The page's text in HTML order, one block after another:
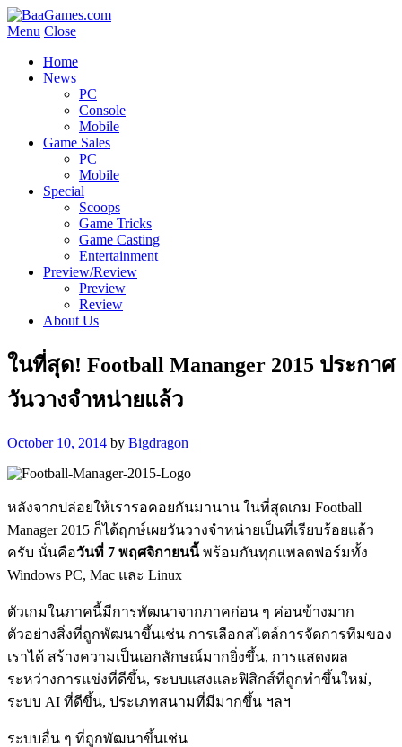
Menu Close
Home
News
PC
Console
Mobile
Game Sales
PC
Mobile
Special
Scoops
Game Tricks
Game Casting
Entertainment
Preview/Review
Preview
Review
About Us
ในที่สุด! Football Mananger 2015 ประกาศ
วันวางจำหน่ายแล้ว
October 10, 2014 by Bigdragon
หลังจากปล่อยให้เรารอคอยกันมานาน ในที่สุดเกม Football
Manager 2015 ก็ได้ฤกษ์เผยวันวางจำหน่ายเป็นที่เรียบร้อยแล้ว
ครับ นั่นคือวันที่ 7 พฤศจิกายนนี้พร้อมกันทุกแพลตฟอร์มทั้ง
Windows PC, Mac และ Linux
ตัวเกมในภาคนี้มีการพัฒนาจากภาคก่อน ๆ ค่อนข้างมาก
ตัวอย่างสิ่งที่ถูกพัฒนาขึ้นเช่น การเลือกสไตล์การจัดการทีมของ
เราได้ สร้างความเป็นเอกลักษณ์มากยิ่งขึ้น, การแสดงผล
ระหว่างการแข่งที่ดีขึ้น, ระบบแสงและฟิสิกส์ที่ถูกทำขึ้นใหม่,
ระบบ AI ที่ดีขึ้น, ประเภทสนามที่มีมากขึ้น ฯลฯ
ระบบอื่น ๆ ที่ถูกพัฒนาขึ้นเช่น